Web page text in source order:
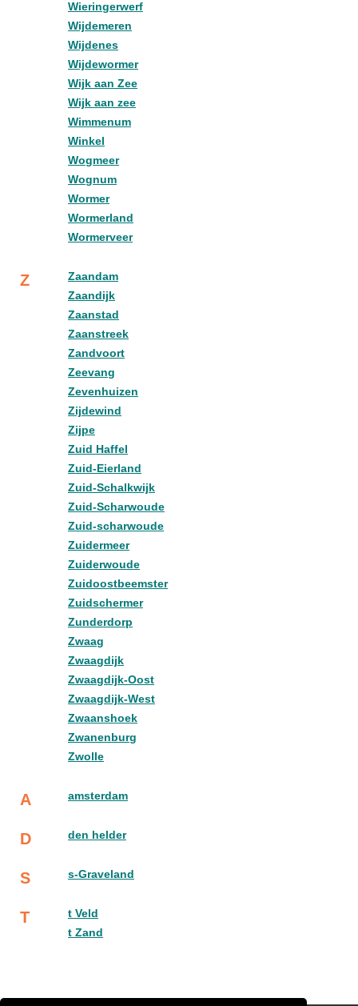
Wieringerwerf
Wijdemeren
Wijdenes
Wijdewormer
Wijk aan Zee
Wijk aan zee
Wimmenum
Winkel
Wogmeer
Wognum
Wormer
Wormerland
Wormerveer
Z
Zaandam
Zaandijk
Zaanstad
Zaanstreek
Zandvoort
Zeevang
Zevenhuizen
Zijdewind
Zijpe
Zuid Haffel
Zuid-Eierland
Zuid-Schalkwijk
Zuid-Scharwoude
Zuid-scharwoude
Zuidermeer
Zuiderwoude
Zuidoostbeemster
Zuidschermer
Zunderdorp
Zwaag
Zwaagdijk
Zwaagdijk-Oost
Zwaagdijk-West
Zwaanshoek
Zwanenburg
Zwolle
A amsterdam
D den helder
S s-Graveland
T
t Veld
t Zand